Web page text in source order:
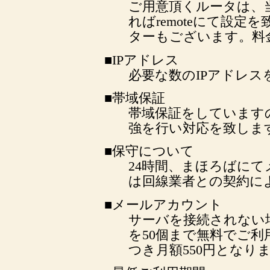
ご用意頂くルータは
ればremoteにて設定
ターもございます。料
■IPアドレス
必要な数のIPアドレス
■帯域保証
帯域保証をしています
強を行い対応を致しま
■保守について
24時間、まほろばに
は回線業者との契約に
■メールアカウント
サーバを接続されな
を50個まで無料でご
つき月額550円となり